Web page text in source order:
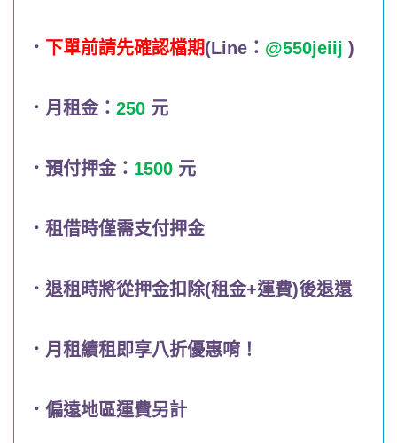
． 下單前請先確認檔期(Line： @550jeiij )
．月租金： 250 元
．預付押金： 1500 元
．租借時僅需支付押金
．退租時將從押金扣除(租金+運費)後退還
．月租續租即享八折優惠唷！
．偏遠地區運費另計